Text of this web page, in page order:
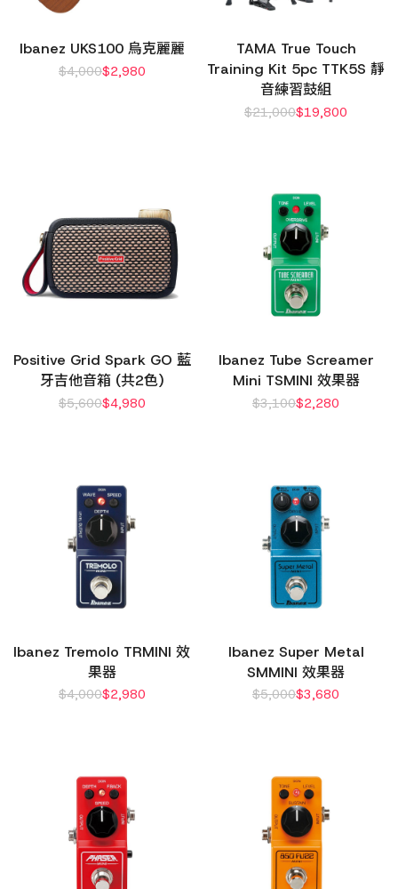
Ibanez UKS100 烏克麗麗
$4,000$2,980
TAMA True Touch
Training Kit 5pc TTK5S 靜
音練習鼓組
$21,000$19,800
Positive Grid Spark GO 藍
牙吉他音箱 (共2色)
$5,600$4,980
Ibanez Tube Screamer
Mini TSMINI 效果器
$3,100$2,280
Ibanez Tremolo TRMINI 效
果器
$4,000$2,980
Ibanez Super Metal
SMMINI 效果器
$5,000$3,680